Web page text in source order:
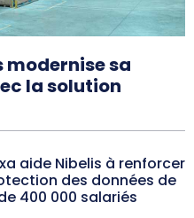
modernise sa
la solution
aide Nibelis à renforcer
des données de
400 000 salariés